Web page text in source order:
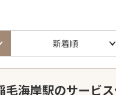
新着順
毛海岸駅のサービ